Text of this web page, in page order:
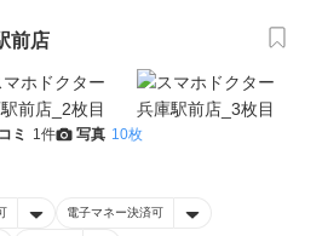
前店
ミ 1件 写真 10枚
電子マネー決済可